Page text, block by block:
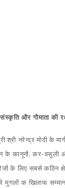
और गौमाता की
श्री नरेन्द्र मोदी के
के कानूनों,कर-वसूली
के लिए सबसे कठिन
मुगलों क खिलाफ